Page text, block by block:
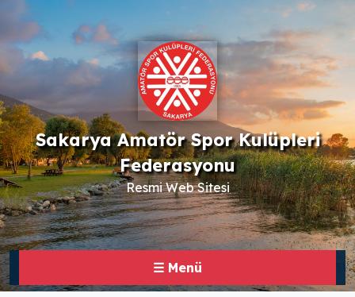
Sakarya Amatör Spor Kulüpleri
Federasyonu
Resmi Web Sitesi
☰ Menü